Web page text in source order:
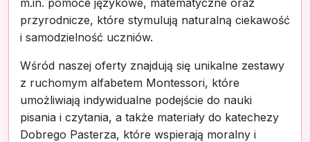
m.in. pomoce językowe, matematyczne oraz
przyrodnicze, które stymulują naturalną ciekawość
i samodzielność uczniów.
Wśród naszej oferty znajdują się unikalne zestawy
z ruchomym alfabetem Montessori, które
umożliwiają indywidualne podejście do nauki
pisania i czytania, a także materiały do katechezy
Dobrego Pasterza, które wspierają moralny i